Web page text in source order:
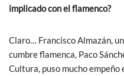
implicado con el flamenco?
Claro… Francisco Almazán,
cumbre flamenca, Paco
Cultura, puso mucho